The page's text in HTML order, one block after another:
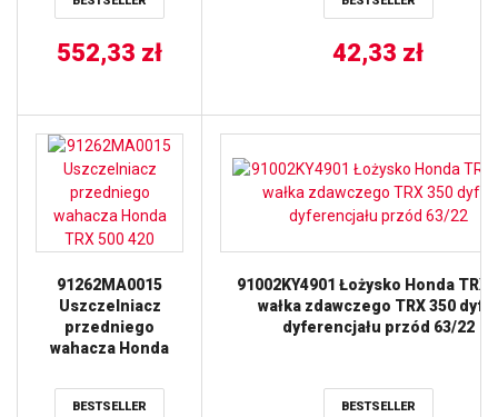
’09-13 (91,96MM-
(SWORZEŃ 20MM)
WOSSNER
552,33 zł 42,33 zł
91262MA0015
Uszczelniacz
przedniego
wahacza Honda
BESTSELLER
91002KY4901 Łożysko Honda TRX
wałka zdawczego TRX 350 dyfra
dyferencjału przód 63/22
BESTSELLER